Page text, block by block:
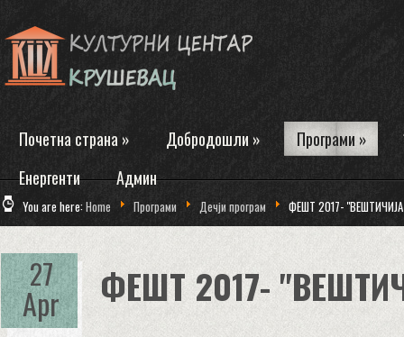
Почетна страна » Добродошли » Програми »
Енергенти
Админ
You are here:Home Програми Дечји програм ФЕШТ 2017-
27
Apr
ФЕШТ 2017-